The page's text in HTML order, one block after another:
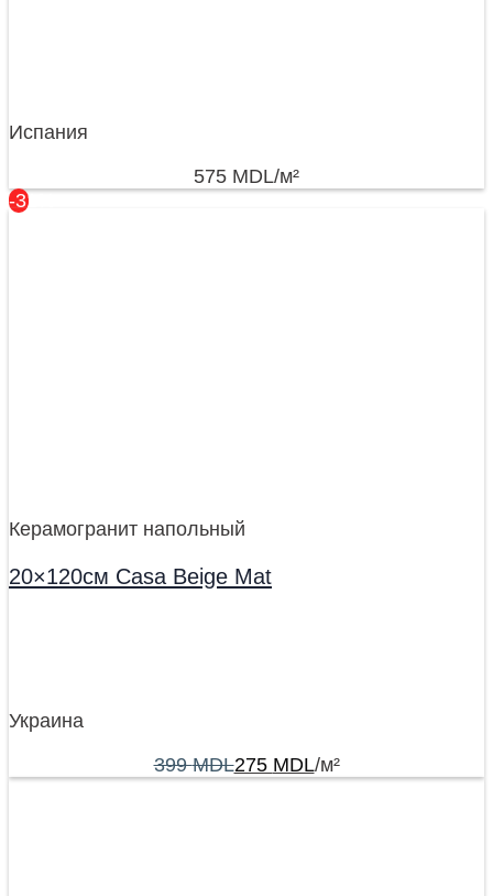
Испания
575 MDL/м²
-31%
Керамогранит напольный
20×120см Casa Beige Mat
Украина
399MDL275 MDL/м²